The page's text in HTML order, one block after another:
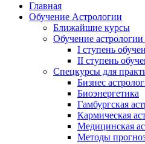
Главная
Обучение Астрологии
Ближайшие курсы
Обучение астрологии
I ступень
II ступень
Спецкурсы для
Бизнес
Биоэнергетика
Гамбургская
Кармическая
Медицинская
Методы